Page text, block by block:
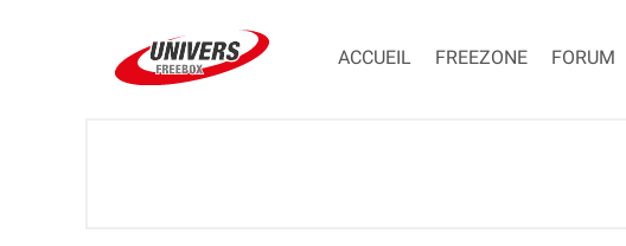
ACCUEIL FREEZONE FORUM